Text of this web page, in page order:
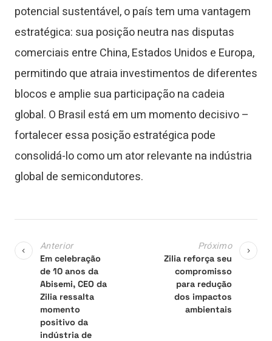
potencial sustentável, o país tem uma vantagem
estratégica: sua posição neutra nas disputas
comerciais entre China, Estados Unidos e Europa,
permitindo que atraia investimentos de diferentes
blocos e amplie sua participação na cadeia
global. O Brasil está em um momento decisivo –
fortalecer essa posição estratégica pode
consolidá-lo como um ator relevante na indústria
global de semicondutores.
Anterior
Em celebração
de 10 anos da
Abisemi, CEO da
Zilia ressalta
momento
positivo da
indústria de
Próximo
Zilia reforça seu
compromisso
para redução
dos impactos
ambientais